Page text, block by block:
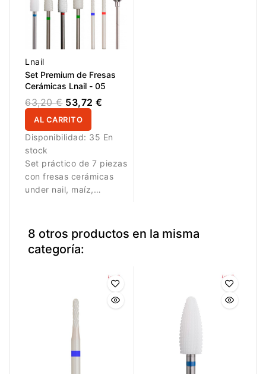
Lnail
Set Premium de Fresas
Cerámicas Lnail - 05
63,20 € 53,72 €
AL CARRITO
Disponibilidad: 35 En
stock
Set práctico de 7 piezas
con fresas cerámicas
under nail, maíz,
nailon para manicura,
pedicura y preparación.
8 otros productos en la misma
categoría: